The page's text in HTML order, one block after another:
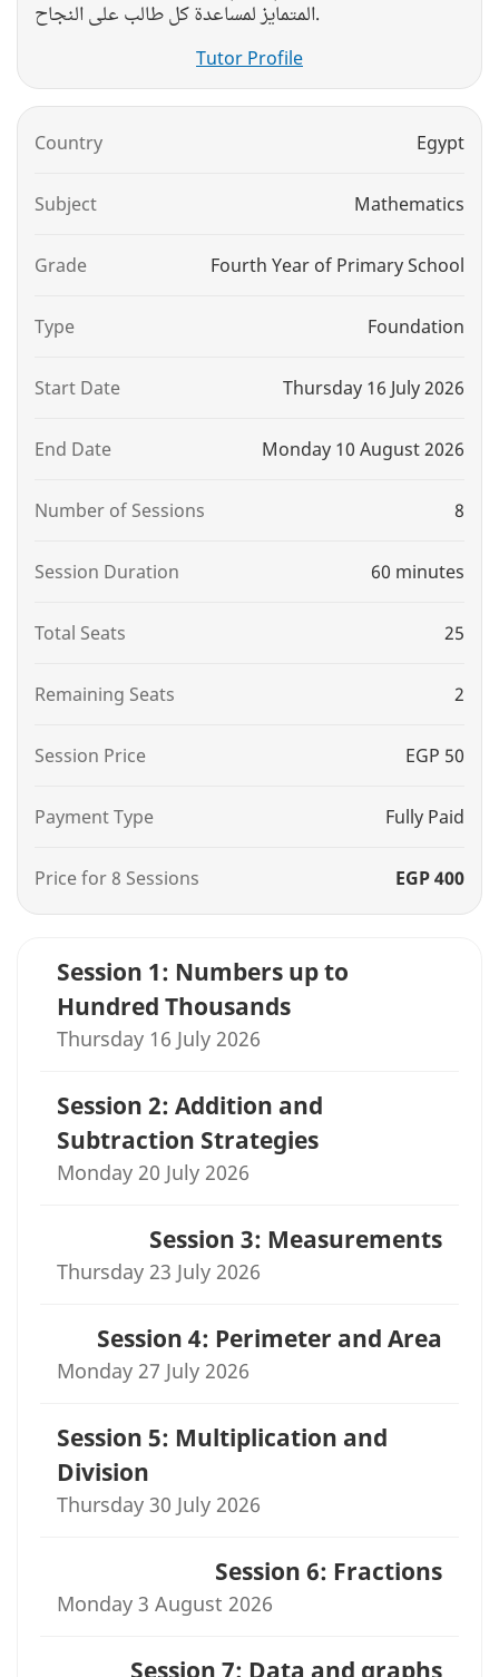
Session 1: Numbers up to
Hundred Thousands
Thursday 16 July 2026
Session 2: Addition and
Subtraction Strategies
Monday 20 July 2026
Session 3: Measurements
Thursday 23 July 2026
Session 4: Perimeter and Area
Monday 27 July 2026
Session 5: Multiplication and
Division
Thursday 30 July 2026
Session 6: Fractions
Monday 3 August 2026
Session 7: Data and graphs
المتمايز لمساعدة كل طالب على النجاح.
Tutor Profile
Country Egypt
Subject Mathematics
Grade Fourth Year of Primary School
Type Foundation
Start Date Thursday 16 July 2026
End Date Monday 10 August 2026
Number of Sessions 8
Session Duration 60 minutes
Total Seats 25
Remaining Seats 2
Session Price EGP 50
Payment Type Fully Paid
Price for 8 Sessions EGP 400